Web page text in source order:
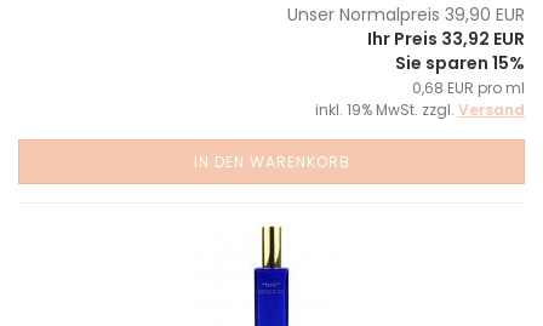
Unser Normalpreis 39,90 EUR
Ihr Preis 33,92 EUR
Sie sparen 15%
0,68 EUR pro ml
inkl. 19% MwSt. zzgl. Versand
IN DEN WARENKORB